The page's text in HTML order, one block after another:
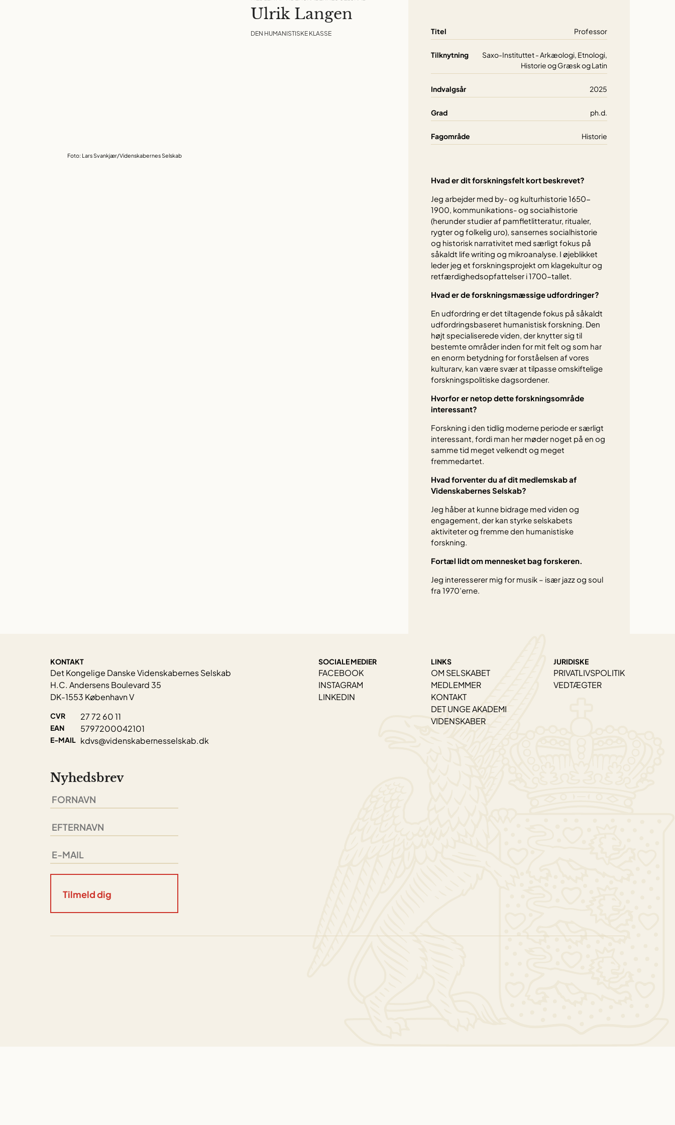
Foto: Lars Svankjær/Videnskabernes Selskab
Ulrik Langen
DEN HUMANISTISKE KLASSE Titel Professor
Tilknytning
Saxo-Instituttet - Arkæologi, Etnologi,
Historie og Græsk og Latin
Indvalgsår 2025
Grad ph.d.
Fagområde Historie
Hvad er dit forskningsfelt kort beskrevet?
Jeg arbejder med by- og kulturhistorie 1650-
1900, kommunikations- og socialhistorie
(herunder studier af pamfletlitteratur, ritualer,
rygter og folkelig uro), sansernes socialhistorie
og historisk narrativitet med særligt fokus på
såkaldt life writing og mikroanalyse. I øjeblikket
leder jeg et forskningsprojekt om klagekultur og
retfærdighedsopfattelser i 1700-tallet.
Hvad er de forskningsmæssige udfordringer?
En udfordring er det tiltagende fokus på såkaldt
udfordringsbaseret humanistisk forskning. Den
højt specialiserede viden, der knytter sig til
bestemte områder inden for mit felt og som har
en enorm betydning for forståelsen af vores
kulturarv, kan være svær at tilpasse omskiftelige
forskningspolitiske dagsordener.
Hvorfor er netop dette forskningsområde
interessant?
Forskning i den tidlig moderne periode er særligt
interessant, fordi man her møder noget på en og
samme tid meget velkendt og meget
fremmedartet.
Hvad forventer du af dit medlemskab af
Videnskabernes Selskab?
Jeg håber at kunne bidrage med viden og
engagement, der kan styrke selskabets
aktiviteter og fremme den humanistiske
forskning.
Fortæl lidt om mennesket bag forskeren.
Jeg interesserer mig for musik – især jazz og soul
fra 1970’erne.
KONTAKT
Det Kongelige Danske Videnskabernes Selskab
H.C. Andersens Boulevard 35
DK-1553 København V
CVR 27 72 60 11
EAN 5797200042101
E-MAIL kdvs@videnskabernesselskab.dk
Nyhedsbrev
SOCIALE MEDIER
FACEBOOK
INSTAGRAM
LINKEDIN
LINKS
OM SELSKABET
MEDLEMMER
KONTAKT
DET UNGE AKADEMI
VIDENSKABER
JURIDISKE
PRIVATLIVSPOLITIK
VEDTÆGTER